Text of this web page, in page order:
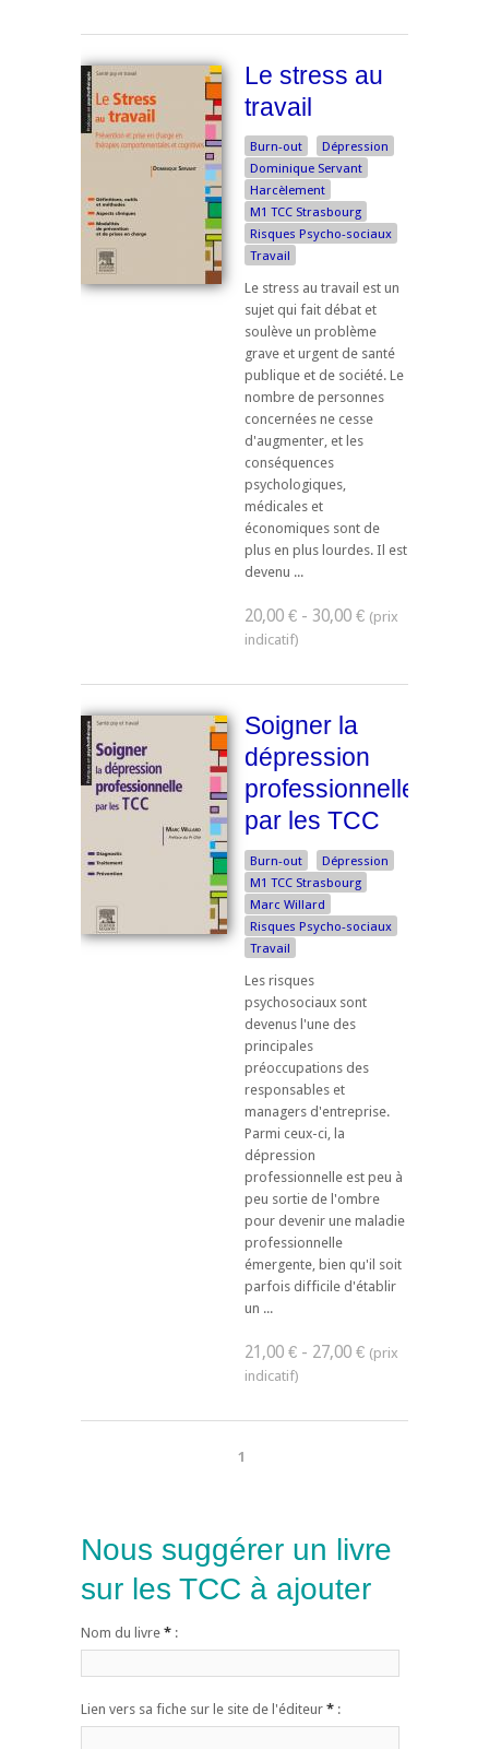
Le stress au
travail
Burn-out
Dépression
Dominique Servant
Harcèlement
M1 TCC Strasbourg
Risques Psycho-sociaux
Travail
Le stress au travail est un
sujet qui fait débat et
soulève un problème
grave et urgent de santé
publique et de société. Le
nombre de personnes
concernées ne cesse
d'augmenter, et les
conséquences
psychologiques,
médicales et
économiques sont de
plus en plus lourdes. Il est
devenu ...
20,00 € - 30,00 €
Soigner la
dépression
professionnelle
par les TCC
Burn-out
Dépression
M1 TCC Strasbourg
Marc Willard
Risques Psycho-sociaux
Travail
Les risques
psychosociaux sont
devenus l'une des
principales
préoccupations des
responsables et
managers d'entreprise.
Parmi ceux-ci, la
dépression
professionnelle est peu à
peu sortie de l'ombre
pour devenir une maladie
professionnelle
émergente, bien qu'il soit
parfois difficile d'établir
un ...
21,00 € - 27,00 €
1
Nous suggérer un livre
sur les TCC à ajouter
Nom du livre * :
Lien vers sa fiche sur le site de l'éditeur * :